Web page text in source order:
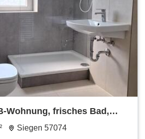
Wohnung, frisches Bad,
Lage Siegen
Siegen 57074